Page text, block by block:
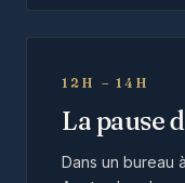
12H – 14H
La pause
Dans un bureau